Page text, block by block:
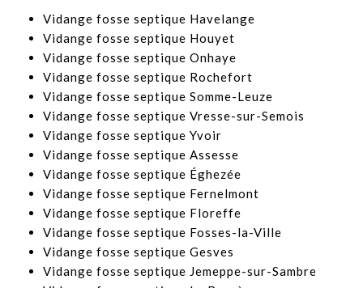
Vidange fosse septique Havelange
​Vidange fosse septique Houyet
​Vidange fosse septique Onhaye
​Vidange fosse septique Rochefort
​Vidange fosse septique Somme-Leuze
Vidange fosse septique Vresse-sur-Semois
Vidange fosse septique Yvoir
​Vidange fosse septique Assesse
​Vidange fosse septique Éghezée
​Vidange fosse septique Fernelmont
Vidange fosse septique Floreffe
​Vidange fosse septique Fosses-la-Ville
​Vidange fosse septique Gesves
Vidange fosse septique Jemeppe-sur-Sambre